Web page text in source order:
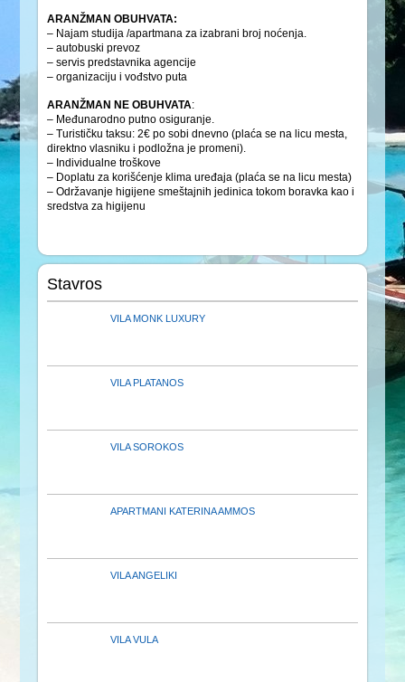
ARANŽMAN OBUHVATA:
– Najam studija /apartmana za izabrani broj noćenja.
– autobuski prevoz
– servis predstavnika agencije
– organizaciju i vođstvo puta
ARANŽMAN NE OBUHVATA:
– Međunarodno putno osiguranje.
– Turističku taksu: 2€ po sobi dnevno (plaća se na licu mesta,
direktno vlasniku i podložna je promeni).
– Individualne troškove
– Doplatu za korišćenje klima uređaja (plaća se na licu mesta)
– Održavanje higijene smeštajnih jedinica tokom boravka kao i
sredstva za higijenu
Stavros
VILA MONK LUXURY
VILA PLATANOS
VILA SOROKOS
APARTMANI KATERINA AMMOS
VILA ANGELIKI
VILA VULA